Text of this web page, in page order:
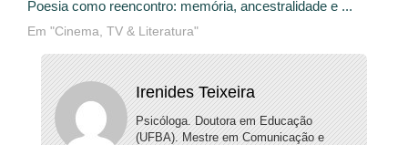
Poesia como reencontro: memória, ancestralidade e ...
Em "Cinema, TV & Literatura"
Irenides Teixeira
Psicóloga. Doutora em Educação
(UFBA). Mestre em Comunicação e